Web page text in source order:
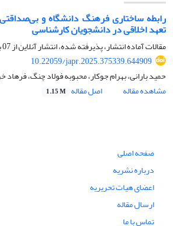
رابطه ساختاری فرهنگ دانشگاه و
تعهد اخلاقی در دانشجویان کارشناسی
مقالات آماده انتشار، پذیرفته شده، انتشار آنلاین از07 بهمن 1403
10.22059/japr.2025.375339.644909
حمید بارانی، بهرام جوکار، محبوبه فولاد چنگ، فرهاد
مشاهده مقاله
اصل مقاله 1.15 M
صفحه اصلی
درباره نشریه
اعضای هیات تحریریه
ارسال مقاله
تماس با ما